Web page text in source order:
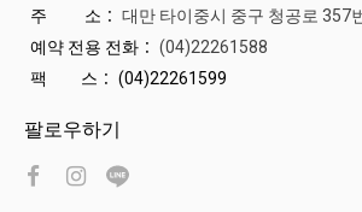
주 소： 대만 타이중시 중구 청공로 357
예약 전용 전화： (04)22261588
팩 스： (04)22261599
팔로우하기